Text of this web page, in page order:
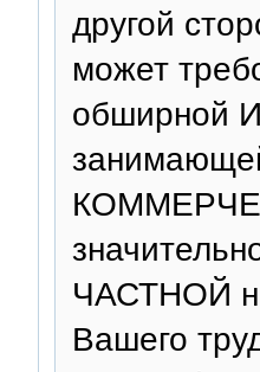
другой
может
обширной
ЧАСТНОЙ
Вашего